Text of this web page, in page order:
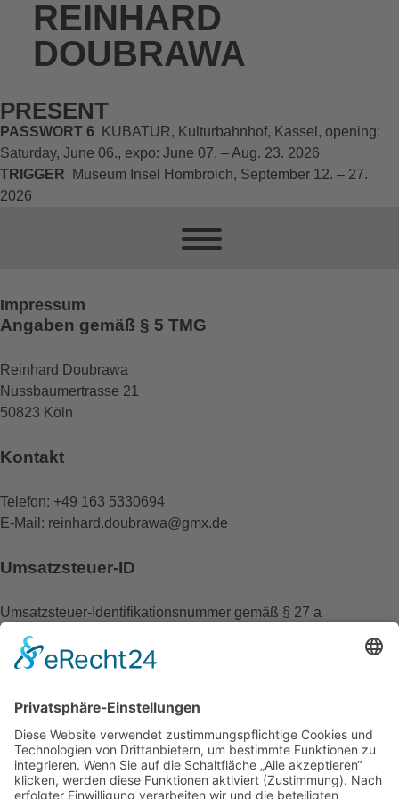
REINHARD
DOUBRAWA
PRESENT
PASSWORT 6
KUBATUR, Kulturbahnhof, Kassel, opening:
Saturday, June 06., expo: June 07. – Aug. 23. 2026
TRIGGER
Museum Insel Hombroich, September 12. – 27.
2026
Impressum
Angaben gemäß § 5 TMG
Reinhard Doubrawa
Nussbaumertrasse 21
50823 Köln
Kontakt
Telefon: +49 163 5330694
E-Mail: reinhard.doubrawa@gmx.de
Umsatzsteuer-ID
Umsatzsteuer-Identifikationsnummer gemäß § 27 a
Umsatzsteuergesetz:
DE 187073231
EU-Streitschlichtung
Die Europäische Kommission stellt eine Plattform zur Online-
Streitbeilegung (OS) bereit:
https://ec.europa.eu/consumers/odr/.